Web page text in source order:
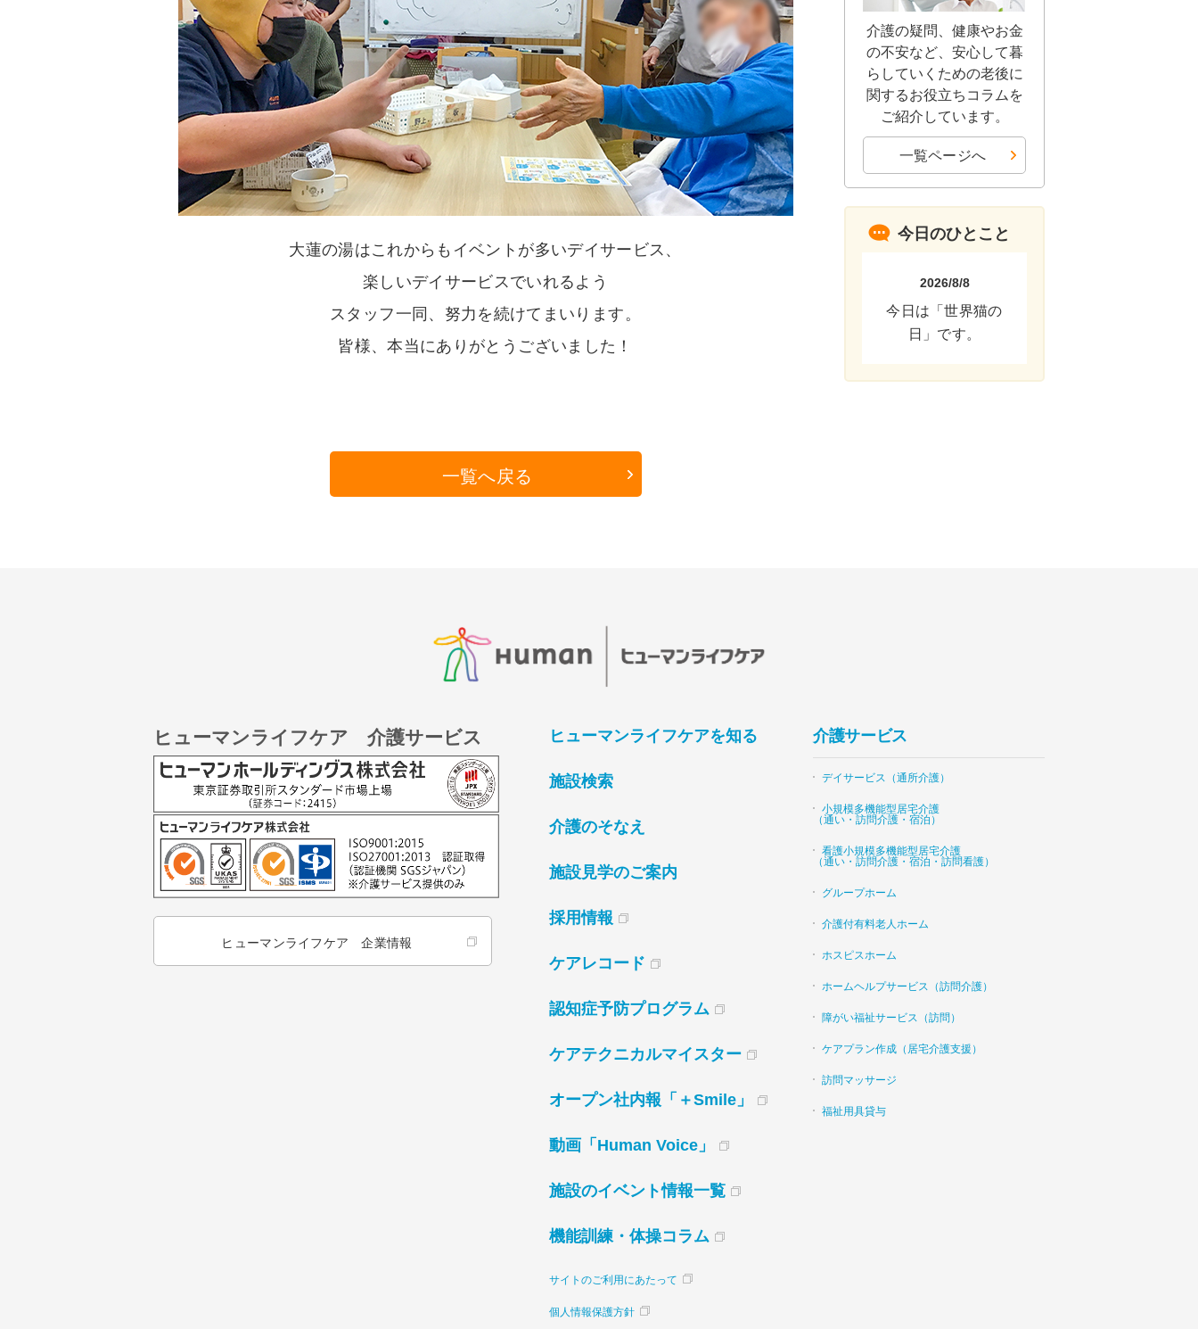
大蓮の湯はこれからもイベントが多いデイサービス、
楽しいデイサービスでいれるよう
スタッフ一同、努力を続けてまいります。
皆様、本当にありがとうございました！
一覧へ戻る
介護の疑問、健康やお金
の不安など、安心して暮
らしていくための老後に
関するお役立ちコラムを
ご紹介しています。
一覧ページへ
今日のひとこと
2026/8/8
今日は「世界猫の
日」です。
ヒューマンライフケア 介護サービス
ヒューマンライフケア 企業情報
ヒューマンライフケアを知る
施設検索
介護のそなえ
施設見学のご案内
採用情報
ケアレコード
認知症予防プログラム
ケアテクニカルマイスター
オープン社内報「＋Smile」
動画「Human Voice」
施設のイベント情報一覧
機能訓練・体操コラム
サイトのご利用にあたって
個人情報保護方針
介護サービス
デイサービス（通所介護）
小規模多機能型居宅介護
（通い・訪問介護・宿泊）
看護小規模多機能型居宅介護
（通い・訪問介護・宿泊・訪問看護）
グループホーム
介護付有料老人ホーム
ホスピスホーム
ホームヘルプサービス（訪問介護）
障がい福祉サービス（訪問）
ケアプラン作成（居宅介護支援）
訪問マッサージ
福祉用具貸与